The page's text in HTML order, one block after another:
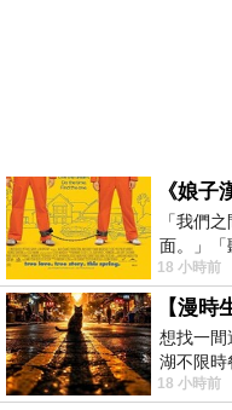
「我們
面。」「
楚這種感
18 小時前
想找一間
湖不限時
內湖店，
18 小時前